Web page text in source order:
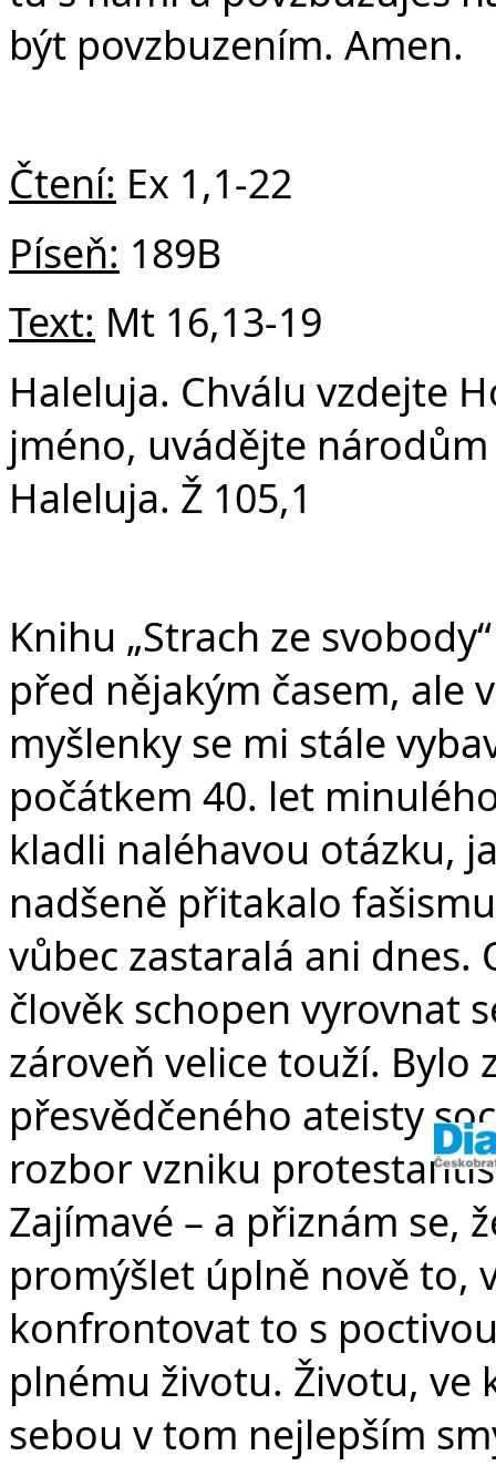
být povzbuzením. Amen.
Čtení: Ex 1,1-22
Píseň: 189B
Text: Mt 16,13-19
Haleluja. Chválu vzdejte
jméno, uvádějte
Haleluja. Ž 105,1
Knihu „Strach ze
před nějakým časem, ale
myšlenky se mi stále
počátkem 40. let
kladli naléhavou otázku,
nadšeně přitakalo
vůbec zastaralá ani dnes.
člověk schopen vyrovnat
zároveň velice touží. Bylo
přesvědčeného ateisty
rozbor vzniku
Zajímavé – a přiznám se,
promýšlet úplně nově to,
konfrontovat to s
plnému životu. Životu, ve
sebou v tom nejlepším